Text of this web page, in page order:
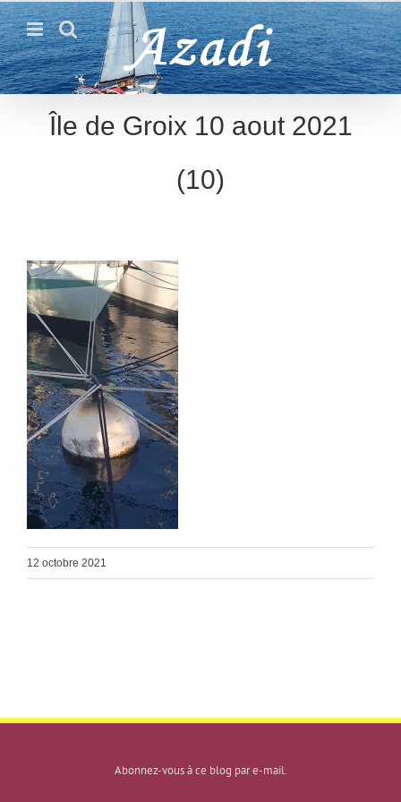
Passer
au
contenu
Île de Groix 10 aout 2021
(10)
12 octobre 2021
Abonnez-vous à ce blog par e-mail.